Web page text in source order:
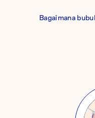
Bagaimana